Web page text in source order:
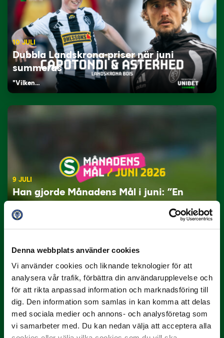
Denna webbplats använder cookies
Vi använder cookies och liknande teknologier för att
analysera vår trafik, förbättra din användarupplevelse och
för att rikta anpassad information och marknadsföring till
dig. Den information som samlas in kan komma att delas
med sociala medier och annons- och analysföretag som
vi samarbeter med. Du kan nedan välja att acceptera alla
10 JULI
Dubbla Landskrona-priser när juni
summeras
"Vilken…
9 JULI
Han gjorde Månadens Mål i juni: ”En
projektil”
Slog till i…
3 JULI